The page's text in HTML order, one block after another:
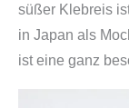
e
süßer Klebreis
in Japan als
ist eine ganz